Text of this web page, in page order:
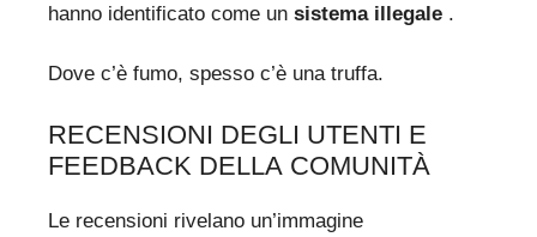
hanno identificato come un sistema illegale .
Dove c’è fumo, spesso c’è una truffa.
RECENSIONI DEGLI UTENTI E
FEEDBACK DELLA COMUNITÀ
Le recensioni rivelano un’immagine